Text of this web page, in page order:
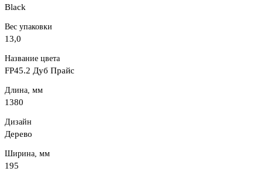
Black
Вес упаковки
13,0
Название цвета
FP45.2 Дуб Прайс
Длина, мм
1380
Дизайн
Дерево
Ширина, мм
195